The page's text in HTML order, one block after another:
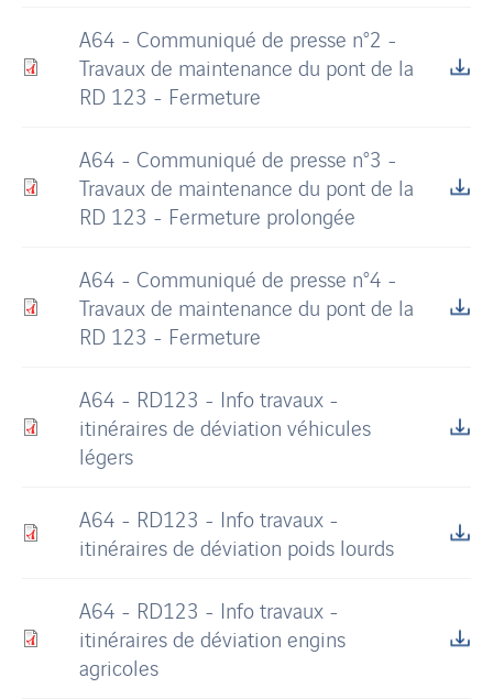
A64 - Communiqué de presse n°2 -
Travaux de maintenance du pont de la
RD 123 - Fermeture
A64 - Communiqué de presse n°3 -
Travaux de maintenance du pont de la
RD 123 - Fermeture prolongée
A64 - Communiqué de presse n°4 -
Travaux de maintenance du pont de la
RD 123 - Fermeture
A64 - RD123 - Info travaux -
itinéraires de déviation véhicules
légers
A64 - RD123 - Info travaux -
itinéraires de déviation poids lourds
A64 - RD123 - Info travaux -
itinéraires de déviation engins
agricoles